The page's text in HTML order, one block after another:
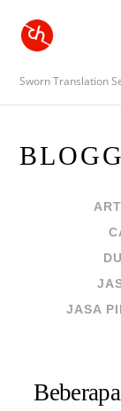
Sworn Translation
JASA